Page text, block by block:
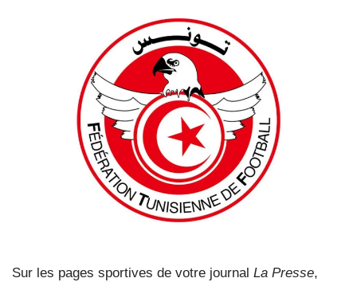
Sur les pages sportives de votre journal La Presse,